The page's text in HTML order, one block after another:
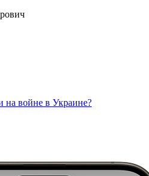
на войне в Украине?